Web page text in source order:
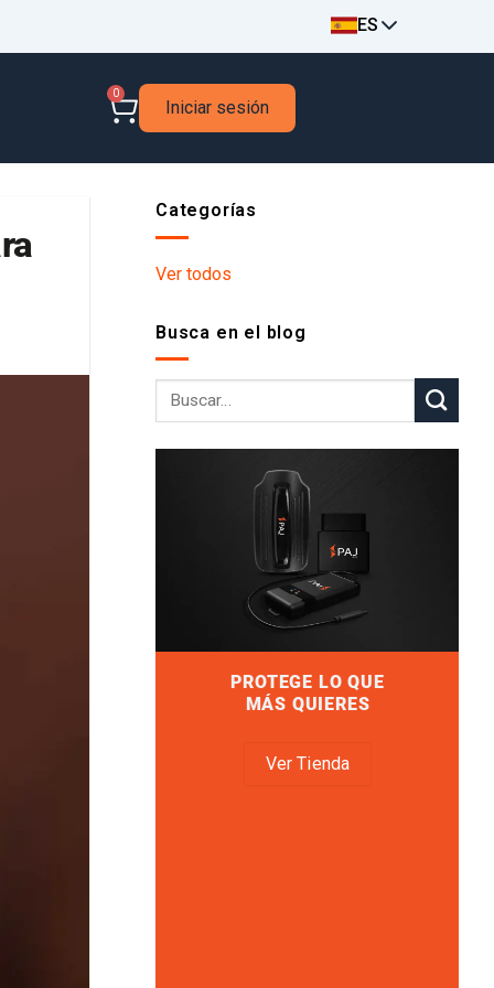
ES
0
Iniciar sesión
Categorías
Ver todos
Busca en el blog
PROTEGE LO QUE
MÁS QUIERES
Ver Tienda